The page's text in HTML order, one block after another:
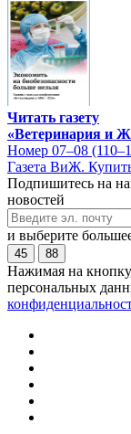
Читать газету
«Ветеринария и
Номер 07–08
Газета ВиЖ.
Подпишитесь на
новостей
и выберите
45 88
Нажимая на
персональных